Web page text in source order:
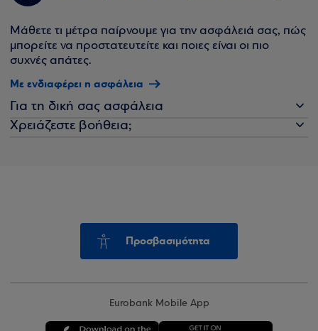
Μάθετε τι μέτρα παίρνουμε για την ασφάλειά σας, πώς
μπορείτε να προστατευτείτε και ποιες είναι οι πιο
συχνές απάτες.
Με ενδιαφέρει η ασφάλεια
Για τη δική σας ασφάλεια
Χρειάζεστε βοήθεια;
Προσβασιμότητα
Eurobank Mobile App